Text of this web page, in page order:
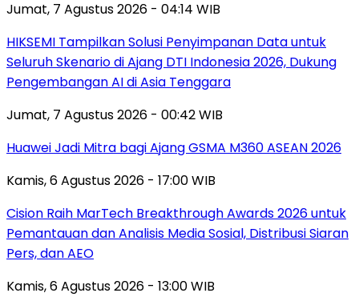
Jumat, 7 Agustus 2026 - 04:14 WIB
HIKSEMI Tampilkan Solusi Penyimpanan Data untuk
Seluruh Skenario di Ajang DTI Indonesia 2026, Dukung
Pengembangan AI di Asia Tenggara
Jumat, 7 Agustus 2026 - 00:42 WIB
Huawei Jadi Mitra bagi Ajang GSMA M360 ASEAN 2026
Kamis, 6 Agustus 2026 - 17:00 WIB
Cision Raih MarTech Breakthrough Awards 2026 untuk
Pemantauan dan Analisis Media Sosial, Distribusi Siaran
Pers, dan AEO
Kamis, 6 Agustus 2026 - 13:00 WIB